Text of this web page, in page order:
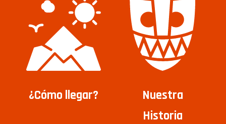
¿Cómo llegar?
Nuestra
Historia